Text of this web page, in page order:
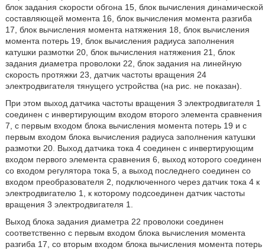
блок задания скорости обгона 15, блок вычисления динамической
составляющей момента 16, блок вычисления момента разгиба
17, блок вычисления момента натяжения 18, блок вычисления
момента потерь 19, блок вычисления радиуса заполнения
катушки размотки 20, блок вычисления натяжения 21, блок
задания диаметра проволоки 22, блок задания на линейную
скорость протяжки 23, датчик частоты вращения 24
электродвигателя тянущего устройства (на рис. не показан).
При этом выход датчика частоты вращения 3 электродвигателя 1
соединен с инвертирующим входом второго элемента сравнения
7, с первым входом блока вычисления момента потерь 19 и с
первым входом блока вычисления радиуса заполнения катушки
размотки 20. Выход датчика тока 4 соединен с инвертирующим
входом первого элемента сравнения 6, выход которого соединен
со входом регулятора тока 5, а выход последнего соединен со
входом преобразователя 2, подключенного через датчик тока 4 к
электродвигателю 1, к которому подсоединен датчик частоты
вращения 3 электродвигателя 1.
Выход блока задания диаметра 22 проволоки соединен
соответственно с первым входом блока вычисления момента
разгиба 17, со вторым входом блока вычисления момента потерь